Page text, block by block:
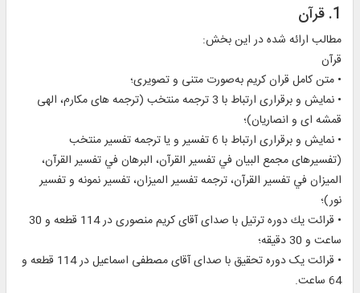
1. قرآن
مطالب ارائه شده در اين بخش:
قرآن
• متن كامل قران كريم به‌صورت متنی و تصويری؛
• نمايش و برقراری ارتباط با 3 ترجمه منتخب (ترجمه های مکارم، الهی
قمشه ای و انصاريان)؛
• نمايش و برقراری ارتباط با 6 تفسير و یا ترجمه تفسیر منتخب
(تفسيرهای مجمع البيان في تفسير القرآن، البرهان في تفسير القرآن،
المیزان في تفسیر القرآن، ترجمه تفسیر المیزان، ‏تفسیر نمونه و تفسیر
نور)؛
• قرائت يك دوره ترتيل با صدای آقای کريم منصوری در 114 قطعه و 30
ساعت و 30 دقيقه؛
• قرائت يک دوره تحقيق با صدای آقای مصطفی اسماعيل در 114 قطعه و
64 ساعت.